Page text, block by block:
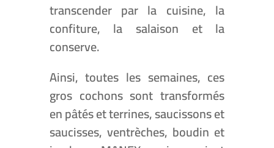
transcender par la cuisine, la
confiture, la salaison et la
conserve.
Ainsi, toutes les semaines, ces
gros cochons sont transformés
en pâtés et terrines, saucissons et
saucisses, ventrèches, boudin et